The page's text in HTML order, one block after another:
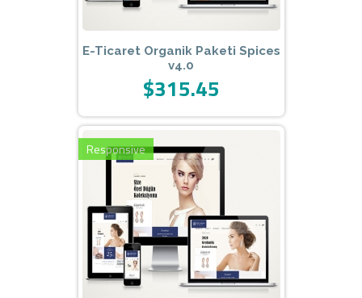
E-Ticaret Organik Paketi Spices
v4.0
$315.45
Responsive